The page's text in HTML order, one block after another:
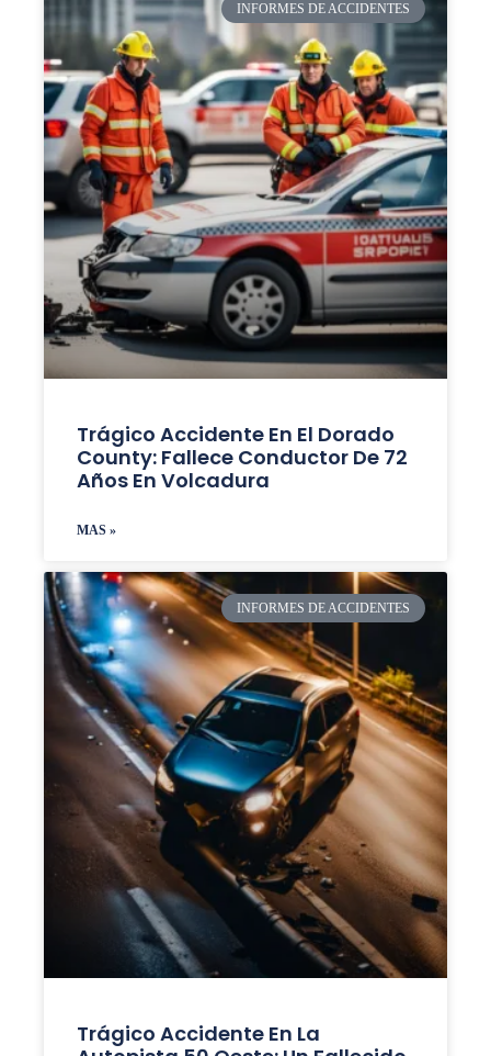
INFORMES DE ACCIDENTES
Trágico Accidente En El Dorado
County: Fallece Conductor De 72
Años En Volcadura
MAS »
INFORMES DE ACCIDENTES
Trágico Accidente En La